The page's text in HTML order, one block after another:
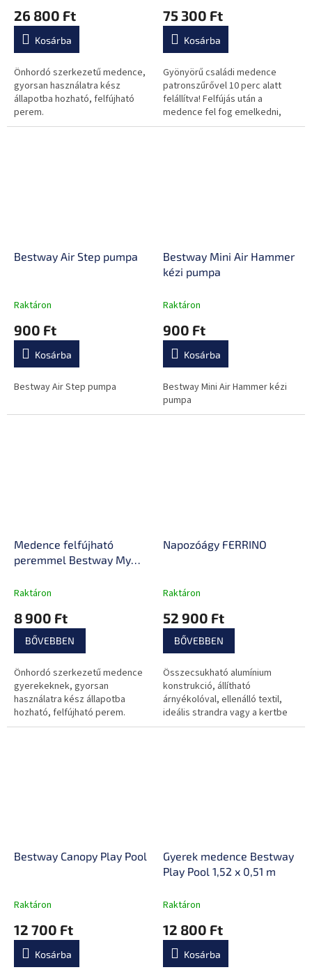
26 800 Ft
Kosárba
Önhordó szerkezetű medence,
gyorsan használatra kész
állapotba hozható, felfújható
perem.
75 300 Ft
Kosárba
Gyönyörű családi medence
patronszűrővel 10 perc alatt
felállítva! Felfújás után a
medence fel fog emelkedni,
amikor megtelik vízzel.
Bestway Air Step pumpa
Raktáron
900 Ft
Kosárba
Bestway Air Step pumpa
Bestway Mini Air Hammer
kézi pumpa
Raktáron
900 Ft
Kosárba
Bestway Mini Air Hammer kézi
pumpa
Medence felfújható
peremmel Bestway My
Raktáron
8 900 Ft
BŐVEBBEN
Önhordó szerkezetű medence
gyerekeknek, gyorsan
használatra kész állapotba
hozható, felfújható perem.
Napozóágy FERRINO
Raktáron
52 900 Ft
BŐVEBBEN
Összecsukható alumínium
konstrukció, állítható
árnyékolóval, ellenálló textil,
ideális strandra vagy a kertbe
medencéhez.
Bestway Canopy Play Pool
Raktáron
12 700 Ft
Kosárba
Gyerek medence Bestway
Play Pool 1,52 x 0,51 m
Raktáron
12 800 Ft
Kosárba